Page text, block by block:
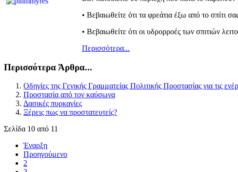
• Βεβαιωθείτε ότι τα φρεάτια έξω από το σπίτι
• Βεβαιωθείτε ότι οι υδρορροές των σπιτιών
Περισσότερα...
Περισσότερα Άρθρα...
Οδηγίες της Γενικής Γραμματείας Πολιτικής Προστασίας για τις
Προστασία από τον καύσωνα
Δασικές πυρκαγίες
Ξέρεις πως να προστατευτείς?
Σελίδα 10 από 11
Έναρξη
Προηγούμενο
2